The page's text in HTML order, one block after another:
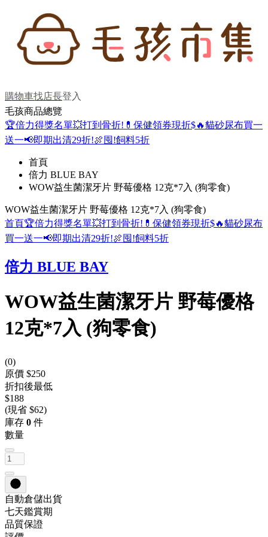
購物車找店長登入
毛孩商品總覽
🏆倍力得獎名單💥打到骨折! 💊保健領券現折$🔥貓砂尿布買一
送一📢即期出清29折!🍖囤!飼料5折
首頁
倍力 BLUE BAY
WOW益生菌潔牙片 野莓優格 12克*7入 (狗零食)
WOW益生菌潔牙片 野莓優格 12克*7入 (狗零食)
首頁🏆倍力得獎名單💥打到骨折! 💊保健領券現折$🔥貓砂尿布
買一送一📢即期出清29折!🍖囤!飼料5折
倍力 BLUE BAY
WOW益生菌潔牙片 野莓優格
12克*7入 (狗零食)
(0)
原價 $250
折扣後最低
$188
(現省 $62)
庫存 0 件
數量
自動倉儲出貨
七天鑑賞期
品質保證